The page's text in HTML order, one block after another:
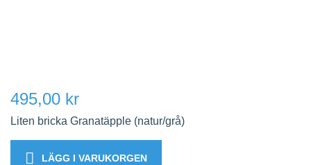
495,00 kr
Liten bricka Granatäpple (natur/grå)
LÄGG I VARUKORGEN